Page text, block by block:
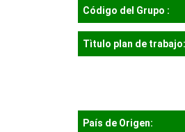
Código del Grupo :
Tìtulo plan de trabajo:
País de Origen: